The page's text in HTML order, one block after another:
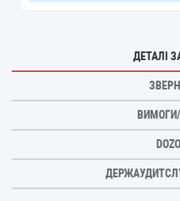
ДЕТАЛІ